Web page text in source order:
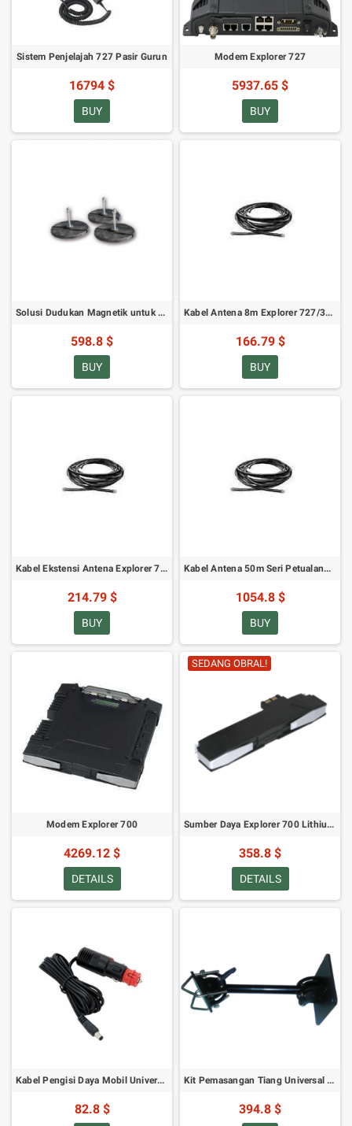
Sistem Penjelajah 727 Pasir Gurun
16794 $
BUY
Modem Explorer 727
5937.65 $
BUY
Solusi Dudukan Magnetik untuk Explorer 527/727
598.8 $
BUY
Kabel Antena 8m Explorer 727/325 untuk Konektivitas yang Ditingkatkan
166.79 $
BUY
Kabel Ekstensi Antena Explorer 727 & 325 - Panjang 14m
214.79 $
BUY
Kabel Antena 50m Seri Petualangan Explorer 727 & 325
1054.8 $
BUY
Modem Explorer 700
4269.12 $
DETAILS
SEDANG OBRAL!
Sumber Daya Explorer 700 Lithium-Ion
358.8 $
DETAILS
Kabel Pengisi Daya Mobil Universal Explorer untuk Seri 300/500/700/710
82.8 $
Kit Pemasangan Tiang Universal Explorer 700/710
394.8 $